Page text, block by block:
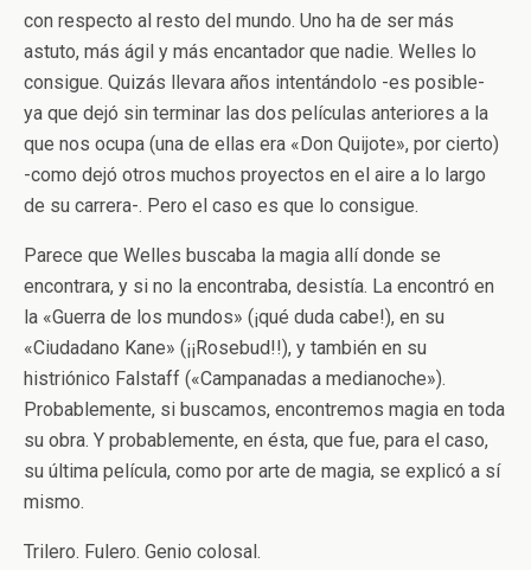
con respecto al resto del mundo. Uno ha de ser más
astuto, más ágil y más encantador que nadie. Welles lo
consigue. Quizás llevara años intentándolo -es posible-
ya que dejó sin terminar las dos películas anteriores a la
que nos ocupa (una de ellas era «Don Quijote», por cierto)
-como dejó otros muchos proyectos en el aire a lo largo
de su carrera-. Pero el caso es que lo consigue.
Parece que Welles buscaba la magia allí donde se
encontrara, y si no la encontraba, desistía. La encontró en
la «Guerra de los mundos» (¡qué duda cabe!), en su
«Ciudadano Kane» (¡¡Rosebud!!), y también en su
histriónico Falstaff («Campanadas a medianoche»).
Probablemente, si buscamos, encontremos magia en toda
su obra. Y probablemente, en ésta, que fue, para el caso,
su última película, como por arte de magia, se explicó a sí
mismo.
Trilero. Fulero. Genio colosal.